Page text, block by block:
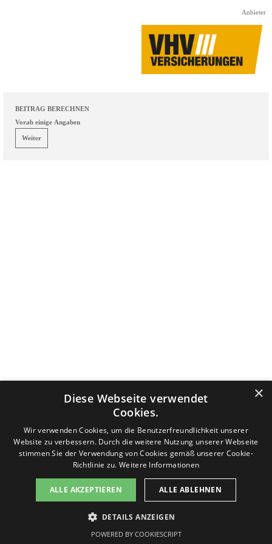
Anbieter
BEITRAG BERECHNEN
Vorab einige Angaben
v-f-d.com ist ein Angebot von
Zurück zum Seiteninhalt
×
Diese Webseite verwendet
Cookies.
Wir verwenden Cookies, um die Benutzerfreundlichkeit unserer
Website zu verbessern. Durch die weitere Nutzung unserer Webseite
stimmen Sie der Verwendung von Cookies gemäß unserer Cookie-
Richtlinie zu.Weitere Informationen
ALLE AKZEPTIEREN ALLE ABLEHNEN
DETAILS ANZEIGEN
POWERED BY COOKIESCRIPT
Es werden keine persönlichen Daten gespeichert, sondern nur technische, die für die Website benötigt werden.
Sollten Sie damit nicht einverstanden sein, drücken Sie bitte nicht den Button "Einverstanden". Sie können die
zur Verfügung:
Google Browser-Add-on Informationen zum Datenschutz Einverstanden